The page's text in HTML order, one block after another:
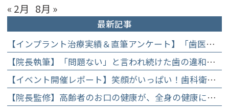
« 2月 8月 »
最新記事
【インプラント治療実績＆直筆アンケート】「歯医者が怖かった」トラウマを乗り越えて。70歳・介護士女性が手に入れた「晴れ晴れとした笑顔」と人生を支える噛み合わせ】
【院長執筆】「問題ない」と言われ続けた歯の違和感……60代女性が「80歳で20本の自前の歯」を守るために選んだ精密総合治療の全貌
【イベント開催レポート】笑顔がいっぱい！歯科衛生士×管理栄養士がお届けする「親子で楽しむむし歯になりにくいお菓子作り体験」】
【院長監修】高齢者のお口の健康が、全身の健康につながる理由。生涯おいしく食べるための「口内環境検査」とオーダーメイド予防】